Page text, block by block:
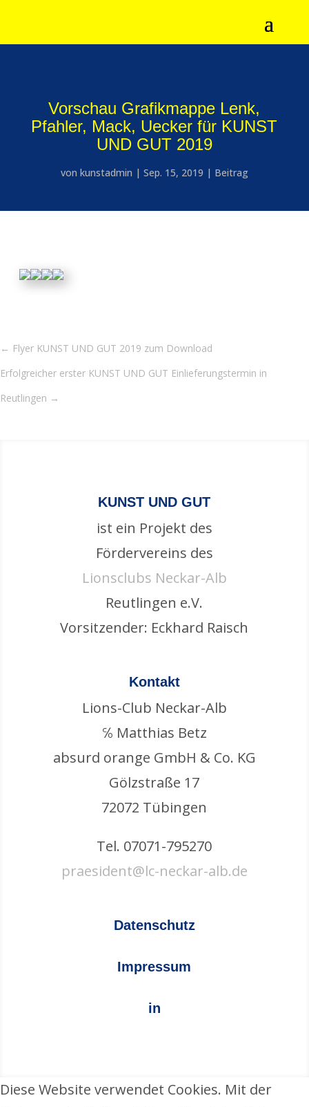
Vorschau Grafikmappe Lenk,
Pfahler, Mack, Uecker für KUNST
UND GUT 2019
von kunstadmin | Sep. 15, 2019 | Beitrag
← Flyer KUNST UND GUT 2019 zum Download
Erfolgreicher erster KUNST UND GUT Einlieferungstermin in
Reutlingen →
KUNST UND GUT
ist ein Projekt des
Fördervereins des
Lionsclubs Neckar-Alb
Reutlingen e.V.
Vorsitzender: Eckhard Raisch
Kontakt
Lions-Club Neckar-Alb
℅ Matthias Betz
absurd orange GmbH & Co. KG
Gölzstraße 17
72072 Tübingen
Tel. 07071-795270
praesident@lc-neckar-alb.de
Datenschutz
Impressum
in
Diese Website verwendet Cookies. Mit der